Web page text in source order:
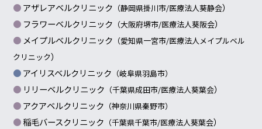
アザレアベルクリニック （静岡県掛川市/医療法人葵静会）
フラワーベルクリニック （大阪府堺市/医療法人葵阪会）
メイプルベルクリニック （愛知県一宮市/医療法人メイプルベル
クリニック）
アイリスベルクリニック （岐阜県羽島市）
リリーベルクリニック （千葉県成田市/医療法人葵葉会）
アクアベルクリニック （神奈川県秦野市）
稲毛バースクリニック （千葉県千葉市/医療法人葵葉会）